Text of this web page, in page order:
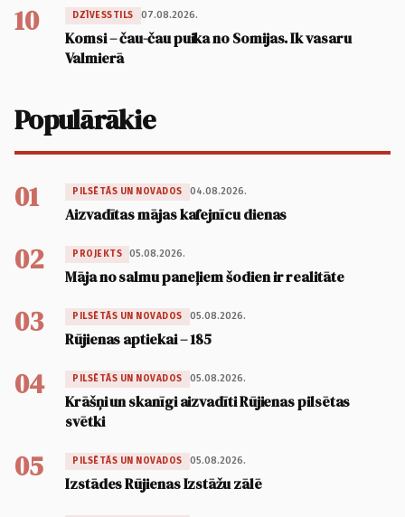
10 DZĪVESSTILS 07.08.2026.
Komsi – čau-čau puika no Somijas. Ik vasaru
Valmierā
Populārākie
01 PILSĒTĀS UN NOVADOS 04.08.2026.
Aizvadītas mājas kafejnīcu dienas
02 PROJEKTS 05.08.2026.
Māja no salmu paneļiem šodien ir realitāte
03 PILSĒTĀS UN NOVADOS 05.08.2026.
Rūjienas aptiekai – 185
04 PILSĒTĀS UN NOVADOS 05.08.2026.
Krāšņi un skanīgi aizvadīti Rūjienas pilsētas
svētki
05 PILSĒTĀS UN NOVADOS 05.08.2026.
Izstādes Rūjienas Izstāžu zālē